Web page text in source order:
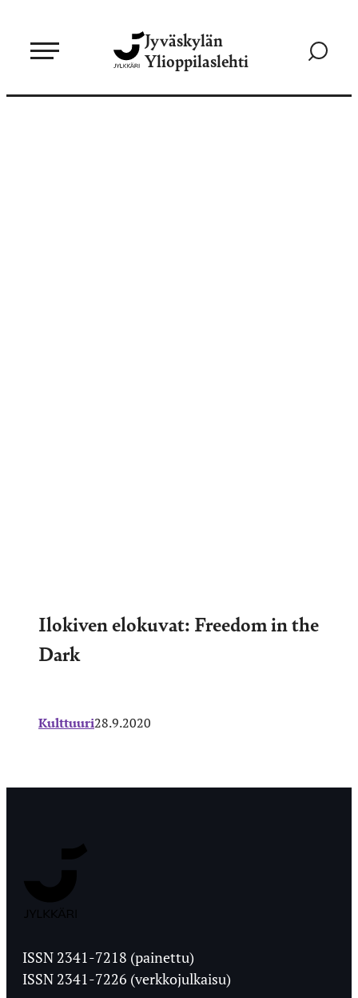
sisältöön
Jyväskylän
Ylioppilaslehti
Siirry
Ilokiven elokuvat: Freedom in the
Dark
Kulttuuri28.9.2020
Ylioppilaslehti
ISSN 2341-7218 (painettu)
ISSN 2341-7226 (verkkojulkaisu)